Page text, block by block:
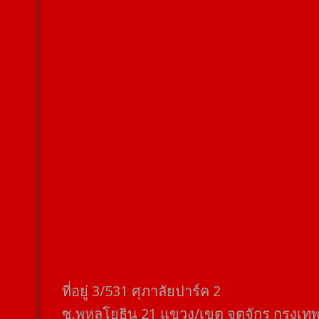
ที่อยู่​ 3/531​ ศุภาลัยปาร์ค​ 2
ซ.พหลโยธิน​ 21​ แขวง/เขต​ จตุจักร​ กรุงเท